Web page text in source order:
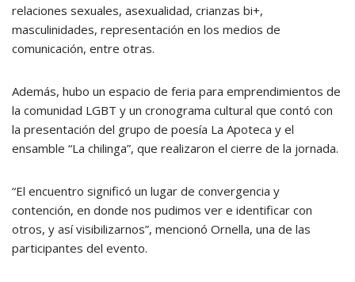
relaciones sexuales, asexualidad, crianzas bi+,
masculinidades, representación en los medios de
comunicación, entre otras.
Además, hubo un espacio de feria para emprendimientos de
la comunidad LGBT y un cronograma cultural que contó con
la presentación del grupo de poesía La Apoteca y el
ensamble “La chilinga”, que realizaron el cierre de la jornada.
“El encuentro significó un lugar de convergencia y
contención, en donde nos pudimos ver e identificar con
otros, y así visibilizarnos”, mencionó Ornella, una de las
participantes del evento.